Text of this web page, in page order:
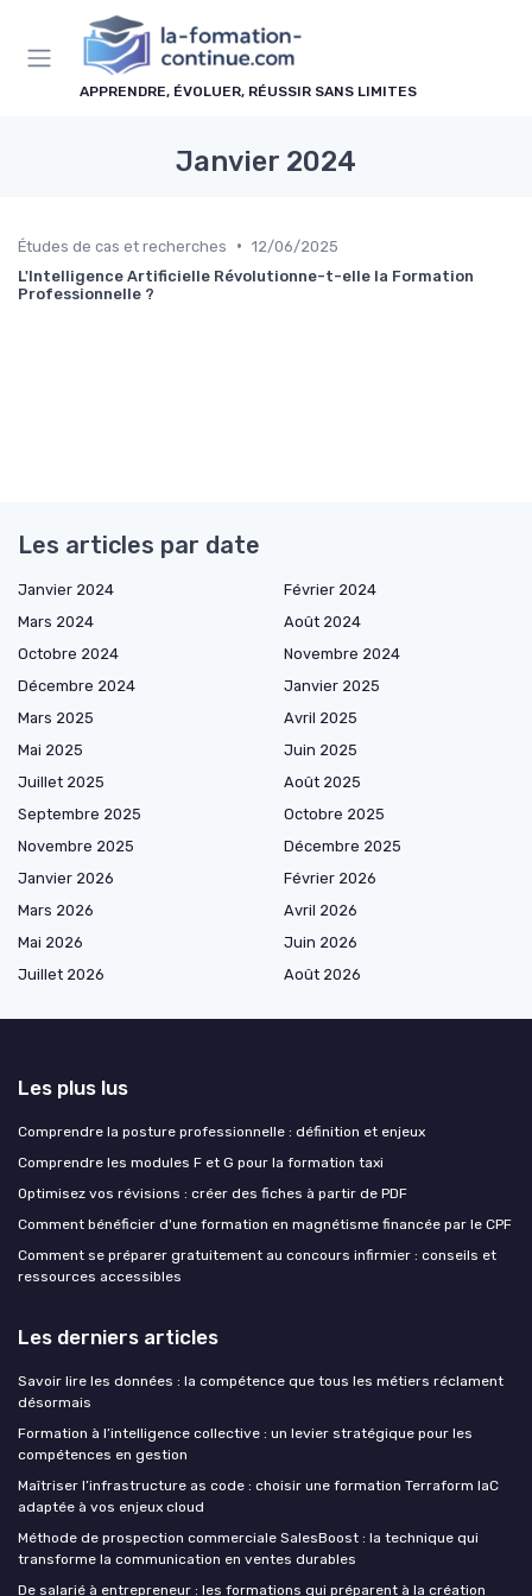
APPRENDRE, ÉVOLUER, RÉUSSIR SANS LIMITES
Janvier 2024
Études de cas et recherches • 12/06/2025
L'Intelligence Artificielle Révolutionne-t-elle la Formation
Professionnelle ?
Les articles par date
Janvier 2024
Février 2024
Mars 2024
Août 2024
Octobre 2024
Novembre 2024
Décembre 2024
Janvier 2025
Mars 2025
Avril 2025
Mai 2025
Juin 2025
Juillet 2025
Août 2025
Septembre 2025
Octobre 2025
Novembre 2025
Décembre 2025
Janvier 2026
Février 2026
Mars 2026
Avril 2026
Mai 2026
Juin 2026
Juillet 2026
Août 2026
Les plus lus
Comprendre la posture professionnelle : définition et enjeux
Comprendre les modules F et G pour la formation taxi
Optimisez vos révisions : créer des fiches à partir de PDF
Comment bénéficier d'une formation en magnétisme financée par le CPF
Comment se préparer gratuitement au concours infirmier : conseils et
ressources accessibles
Les derniers articles
Savoir lire les données : la compétence que tous les métiers réclament
désormais
Formation à l’intelligence collective : un levier stratégique pour les
compétences en gestion
Maîtriser l’infrastructure as code : choisir une formation Terraform IaC
adaptée à vos enjeux cloud
Méthode de prospection commerciale SalesBoost : la technique qui
transforme la communication en ventes durables
De salarié à entrepreneur : les formations qui préparent à la création
Panneau de gestion des cookies